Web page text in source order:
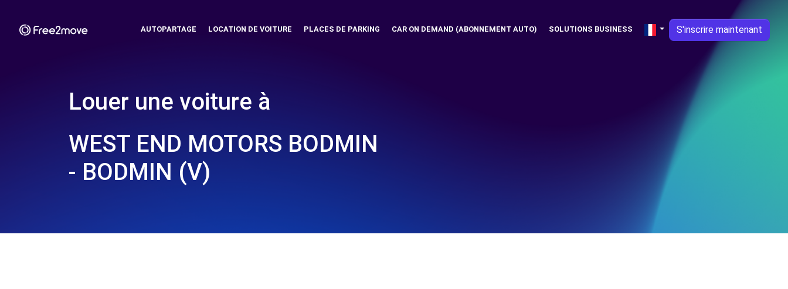
AUTOPARTAGE LOCATION DE VOITURE PLACES DE PARKING CAR ON DEMAND (ABONNEMENT AUTO) SOLUTIONS BUSINESS S'inscrire maintenant
Louer une voiture à
WEST END MOTORS BODMIN
- BODMIN (V)